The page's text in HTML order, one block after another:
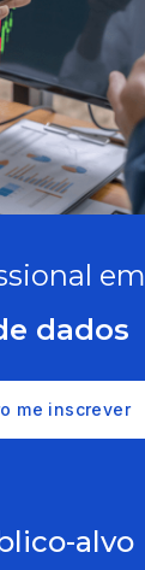
em
dados
me inscrever
alvo